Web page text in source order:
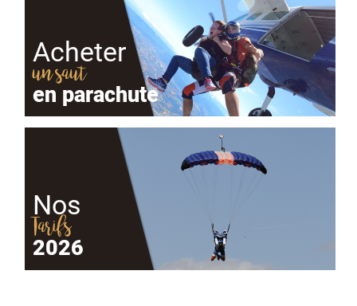
Acheter
un saut
en parachute
Nos
Tarifs
2026